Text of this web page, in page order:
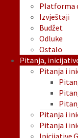
Platforma
Izvještaji
Budžet
Odluke
Ostalo
Pitanja,
Pitanja i
Pitanja i
Pitanja i